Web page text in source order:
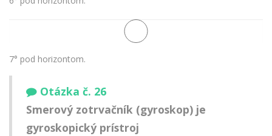
7° pod horizontom.
Otázka č. 26
Smerový zotrvačník (gyroskop) je
gyroskopický prístroj